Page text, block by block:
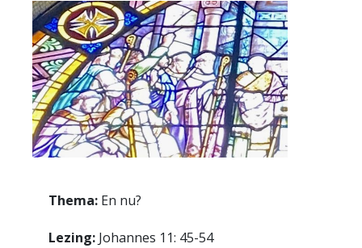
Thema: En nu?
Lezing: Johannes 11: 45-54